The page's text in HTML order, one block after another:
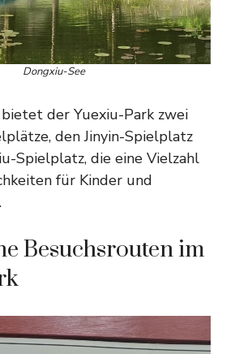
Dongxiu-See
der Yuexiu-Park zwei
den Jinyin-Spielplatz
Spielplatz, die eine Vielzahl
für Kinder und
Besuchsrouten im